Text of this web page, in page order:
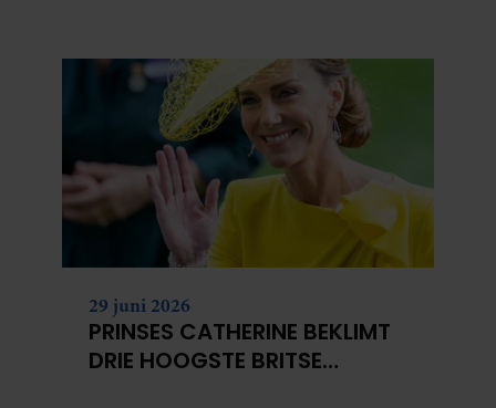
29 juni 2026
PRINSES CATHERINE BEKLIMT
DRIE HOOGSTE BRITSE